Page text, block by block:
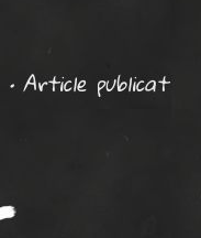
• Article publicat